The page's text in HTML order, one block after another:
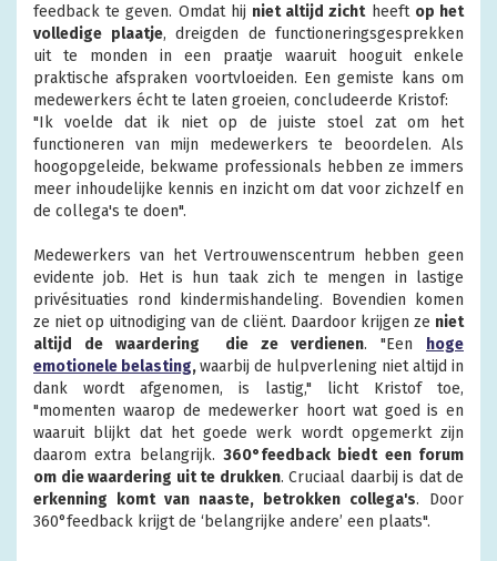
feedback te geven. Omdat hij niet altijd zichtheeft op het
volledige plaatje, dreigden de functioneringsgesprekken
uit te monden in een praatje waaruit hooguit enkele
praktische afspraken voortvloeiden. Een gemiste kans om
medewerkers écht te laten groeien, concludeerde Kristof:
"Ik voelde dat ik niet op de juiste stoel zat om het
functioneren van mijn medewerkers te beoordelen. Als
hoogopgeleide, bekwame professionals hebben ze immers
meer inhoudelijke kennis en inzicht om dat voor zichzelf en
de collega's te doen".
Medewerkers van het Vertrouwenscentrum hebben geen
evidente job. Het is hun taak zich te mengen in lastige
privésituaties rond kindermishandeling. Bovendien komen
ze niet op uitnodiging van de cliënt. Daardoor krijgen ze niet
altijd de waardering die ze verdienen. "Een hoge
emotionele belasting,waarbij de hulpverlening niet altijd in
dank wordt afgenomen, is lastig," licht Kristof toe,
"momenten waarop de medewerker hoort wat goed is en
waaruit blijkt dat het goede werk wordt opgemerkt zijn
daarom extra belangrijk. 360°feedback biedt een forum
om die waardering uit te drukken. Cruciaal daarbij is datde
erkenning komt van naaste, betrokken collega's. Door
360°feedback krijgt de ‘belangrijke andere’ een plaats".